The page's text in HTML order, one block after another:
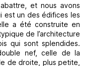
et nous avons
est un des édifices les
a été construite en
de l’architecture
qui sont splendides.
nef, celle de la
de droite, plus petite,